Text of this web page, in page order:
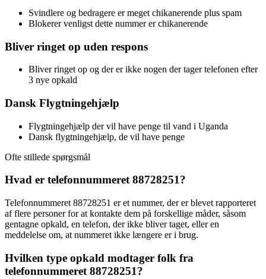
Svindlere og bedragere er meget chikanerende plus spam
Blokerer venligst dette nummer er chikanerende
Bliver ringet op uden respons
Bliver ringet op og der er ikke nogen der tager telefonen efter
3 nye opkald
Dansk Flygtningehjælp
Flygtningehjælp der vil have penge til vand i Uganda
Dansk flygtningehjælp, de vil have penge
Ofte stillede spørgsmål
Hvad er telefonnummeret 88728251?
Telefonnummeret 88728251 er et nummer, der er blevet rapporteret
af flere personer for at kontakte dem på forskellige måder, såsom
gentagne opkald, en telefon, der ikke bliver taget, eller en
meddelelse om, at nummeret ikke længere er i brug.
Hvilken type opkald modtager folk fra
telefonnummeret 88728251?